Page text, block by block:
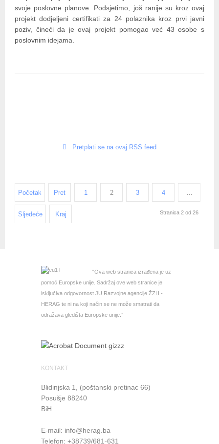
svoje poslovne planove. Podsjetimo, još ranije su kroz ovaj
projekt dodjeljeni certifikati za 24 polaznika kroz prvi javni
poziv, čineći da je ovaj projekt pomogao već 43 osobe s
poslovnim idejama.
Pretplati se na ovaj RSS feed
Početak Pret 1 2 3 4
Sljedeće Kraj Stranica 2 od 26
“Ova web stranica izrađena je uz
pomoć Europske unije. Sadržaj ove web stranice je
isključiva odgovornost JU Razvojne agencije ŽZH -
HERAG te ni na koji način se ne može smatrati da
odražava gledišta Europske unije.”
KONTAKT
Blidinjska 1, (poštanski pretinac 66)
Posušje 88240
BiH
E-mail: info@herag.ba
Telefon: +38739/681-631